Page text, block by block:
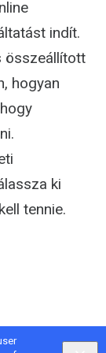
indít.
összeállított
hogyan
ki
tennie.